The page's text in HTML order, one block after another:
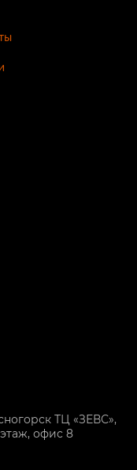
ТЦ «ЗЕВС»,
офис 8